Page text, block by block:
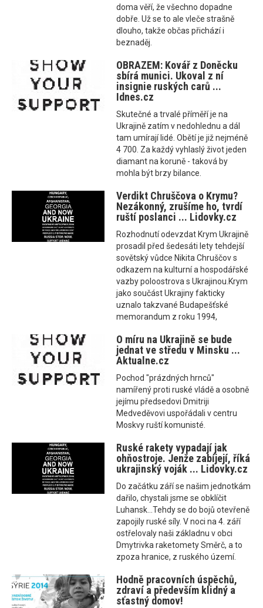
doma věří, že všechno dopadne
dobře. Už se to ale vleče strašně
dlouho, takže občas přichází i
beznaděj.
OBRAZEM: Kovář z Doněcku
sbírá munici. Ukoval z ní
insignie ruských carů ...
Idnes.cz
Skutečné a trvalé příměří je na
Ukrajině zatím v nedohlednu a dál
tam umírají lidé. Obětí je již nejméně
4 700. Za každý vyhlaslý život jeden
diamant na koruně - taková by
mohla být brzy bilance.
Verdikt Chruščova o Krymu?
Nezákonný, zrušíme ho, tvrdí
ruští poslanci ... Lidovky.cz
Rozhodnutí odevzdat Krym Ukrajině
prosadil před šedesáti lety tehdejší
sovětský vůdce Nikita Chruščov s
odkazem na kulturní a hospodářské
vazby poloostrova s Ukrajinou.Krym
jako součást Ukrajiny fakticky
uznalo takzvané Budapešťské
memorandum z roku 1994,
O míru na Ukrajině se bude
jednat ve středu v Minsku ...
Aktualne.cz
Pochod "prázdných hrnců"
namířený proti ruské vládě a osobně
jejímu předsedovi Dmitriji
Medveděvovi uspořádali v centru
Moskvy ruští komunisté.
Ruské rakety vypadají jak
ohňostroje. Jenže zabíjejí, říká
ukrajinský voják ... Lidovky.cz
Do začátku září se našim jednotkám
dařilo, chystali jsme se obklíčit
Luhansk...Tehdy se do bojů otevřeně
zapojily ruské síly. V noci na 4. září
ostřelovaly naši základnu v obci
Dmytrivka raketomety Směrč, a to
zpoza hranice, z ruského území.
Hodně pracovních úspěchů,
zdraví a především klidný a
sťastný domov!